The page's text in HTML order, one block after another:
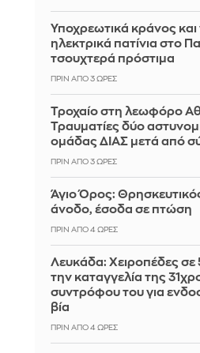
Υποχρεωτικά κράνος και
ηλεκτρικά πατίνια στο
τσουχτερά πρόστιμα
ΠΡΙΝ ΑΠΌ 3 ΏΡΕΣ
Τροχαίο στη λεωφόρο
Τραυματίες δύο
ομάδας ΔΙΑΣ μετά από
ΠΡΙΝ ΑΠΌ 3 ΏΡΕΣ
Άγιο Όρος:
άνοδο, έσοδα σε πτώση
ΠΡΙΝ ΑΠΌ 4 ΏΡΕΣ
Λευκάδα: Χειροπέδες σε
την καταγγελία της
συντρόφου του για
βία
ΠΡΙΝ ΑΠΌ 4 ΏΡΕΣ